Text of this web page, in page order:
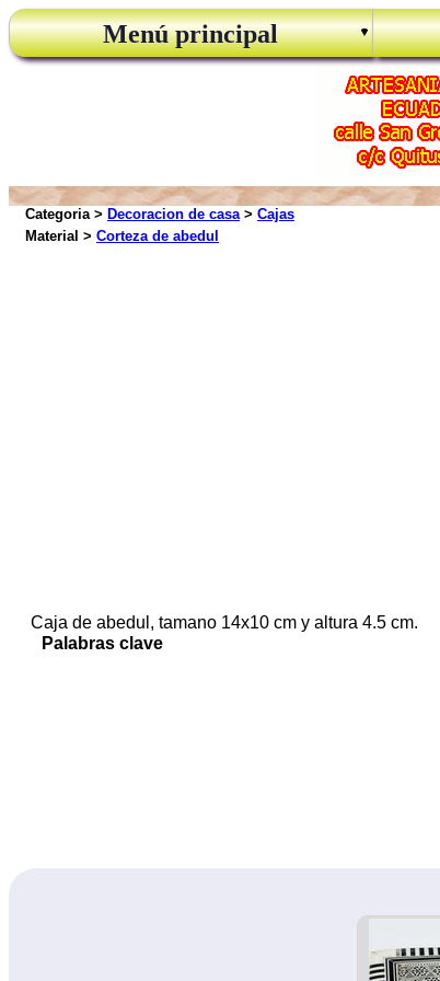
Menú principal
Categoria > Decoracion de casa> Cajas
Material > Corteza de abedul
Caja de abedul, tamano 14x10 cm y altura 4.5 cm.
Palabras clave